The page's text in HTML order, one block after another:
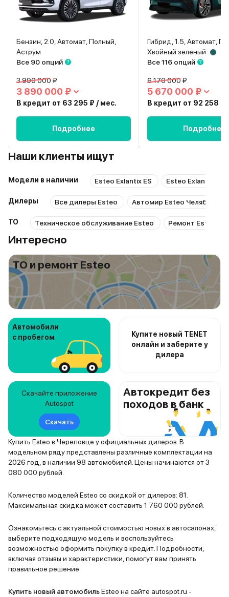
Бензин, 2.0, Автомат, Полный,
Аструм
Все 90 опций
3 990 000 ₽
3 890 000 ₽
В кредит от 63 295 ₽ / мес.
Подробнее
Гибрид, 1.5, Автомат,
Хвойный зеленый
Все 116 опций
6 170 000 ₽
5 670 000 ₽
В кредит от 92 258 ₽
Подробнее
Наши клиенты ищут
Модели в наличии Esteo Exlantix ES Esteo Exlantix ET
Дилеры Все дилеры Esteo Автомир Esteo Челябинск
ТО Техническое обслуживание Esteo Ремонт Esteo
Интересно
ТО и ремонт Esteo
Автомобили
с пробегом
Купите новый TENET
онлайн и заберите у
дилера
Скачайте приложение
Autospot
Скачать
Автокредит без
походов в банк
Купить Esteo в Череповце у официальных дилеров. В
модельном ряду представлены различные комплектации на
2026 год, в наличии 98 автомобилей. Цены начинаются от 3
080 000 рублей.
Количество моделей Esteo со скидкой от дилеров: 81.
Максимальная скидка может составить 1 760 000 рублей.
Ознакомьтесь с актуальной стоимостью новых в автосалонах,
выберите подходящую модель и воспользуйтесь
возможностью оформить покупку в кредит. Подробности,
включая отзывы и характеристики, помогут вам принять
правильное решение.
Купить новый автомобильEsteo на сайте autospot.ru -